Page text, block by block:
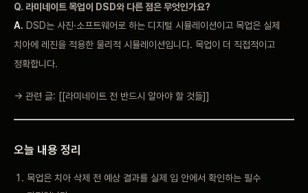
Q. 라미네이트 목업이 DSD와 다른 점은 무엇인가요?
A. DSD는 사진·소프트웨어로 하는 디지털 시뮬레이션이고 목업은 실제
치아에 레진을 적용한 물리적 시뮬레이션입니다. 목업이 더 직접적이고
정확합니다.
→ 관련 글: [[라미네이트 전 반드시 알아야 할 것들]]
오늘 내용 정리
목업은 치아 삭제 전 예상 결과를 실제 입 안에서 확인하는 필수